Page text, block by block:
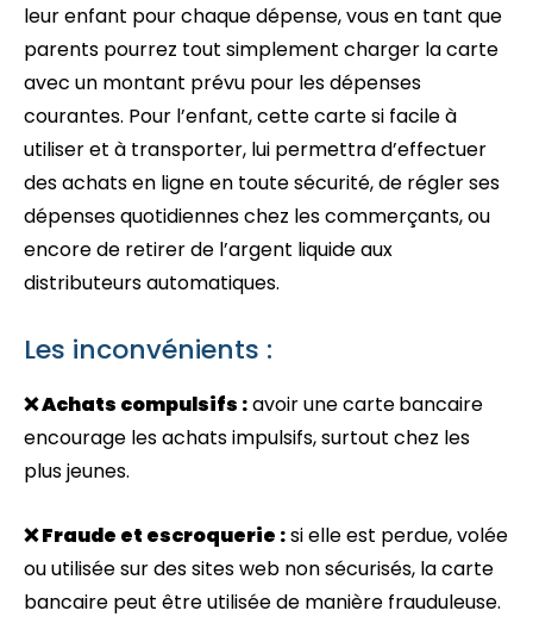
leur enfant pour chaque dépense, vous en tant que
parents pourrez tout simplement charger la carte
avec un montant prévu pour les dépenses
courantes. Pour l’enfant, cette carte si facile à
utiliser et à transporter, lui permettra d’effectuer
des achats en ligne en toute sécurité, de régler ses
dépenses quotidiennes chez les commerçants, ou
encore de retirer de l’argent liquide aux
distributeurs automatiques.
Les inconvénients :
❌ Achats compulsifs :avoir une cartebancaire
encourage les achats impulsifs, surtout chez les
plus jeunes.
❌ Fraude et escroquerie :si elle est perdue, volée
ou utilisée sur des sites web non sécurisés, la carte
bancaire peut être utilisée de manière frauduleuse.